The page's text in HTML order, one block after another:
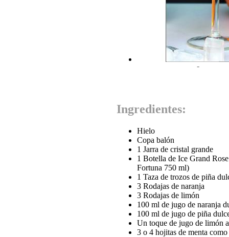
-
Ingredientes:
Hielo
Copa balón
1 Jarra de cristal grande
1 Botella de Ice Grand
Fortuna 750 ml)
1 Taza de trozos de piña
3 Rodajas de naranja
3 Rodajas de limón
100 ml de jugo de naranja
100 ml de jugo de piña
Un toque de jugo de limón
3 o 4 hojitas de menta